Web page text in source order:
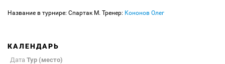
Название в турнире: Спартак М. Тренер: Кононов Олег
КАЛЕНДАРЬ
Дата Тур (место)